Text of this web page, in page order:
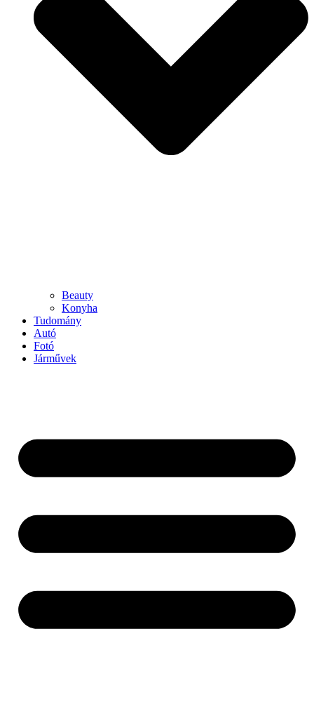
Beauty
Konyha
Tudomány
Autó
Fotó
Járművek